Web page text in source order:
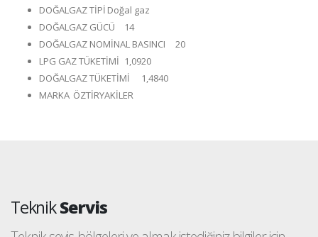
DOĞALGAZ TİPİ Doğal gaz
DOĞALGAZ GÜCÜ
14
DOĞALGAZ NOMİNAL BASINCI
20
LPG GAZ TÜKETİMİ 1,0920
DOĞALGAZ TÜKETİMİ
1,4840
MARKA ÖZTİRYAKİLER
TeknikServis